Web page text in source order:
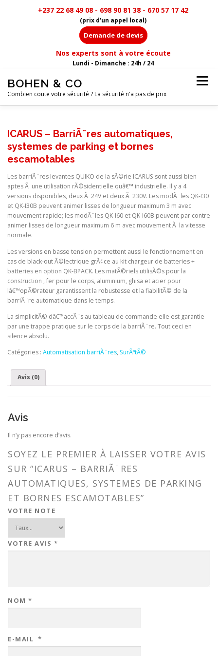
+237 22 68 49 08 - 698 90 81 38 - 670 57 17 42
(prix d'un appel local)
Demande de devis
Nos experts sont à votre écoute
Lundi - Dimanche : 24h / 24
contenu
BOHEN & CO
Combien coute votre sécurité ? La sécurité n'a pas de prix
Menu
ICARUS – BarriÃ¨res automatiques,
systemes de parking et bornes
escamotables
Les barriÃ¨res levantes QUIKO de la sÃ©rie ICARUS sont aussi bien
aptes Ã une utilisation rÃ©sidentielle quâ€™ industrielle. Il y a 4
versions disponibles, deux Ã 24V et deux Ã 230V. Les modÃ¨les QK-I30
et QK-I30B peuvent animer lisses de longueur maximum 3 m avec
mouvement rapide; les modÃ¨les QK-I60 et QK-I60B peuvent par contre
animer lisses de longueur maximum 6 m avec mouvement Ã la vitesse
normale.
Les versions en basse tension permettent aussi le fonctionnement en
cas de black-out Ã©lectrique grÃ¢ce au kit chargeur de batteries +
batteries en option QK-BPACK. Les matÃ©riels utilisÃ©s pour la
construction , fer pour le corps, aluminium, ghisa et acier pour
lâ€™opÃ©rateur garantissent la robustesse et la fiabilitÃ© de la
barriÃ¨re automatique dans le temps.
La simplicitÃ© dâ€™accÃ¨s au tableau de commande elle est garantie
par une trappe pratique sur le corps de la barriÃ¨re. Tout ceci en
silence absolu.
Catégories : Automatisation barriÃ¨res, SurÃªtÃ©
Avis (0)
Avis
Il n’y pas encore d’avis.
SOYEZ LE PREMIER À LAISSER VOTRE AVIS
SUR “ICARUS – BARRIÃ¨RES
AUTOMATIQUES, SYSTEMES DE PARKING
ET BORNES ESCAMOTABLES”
VOTRE NOTE
VOTRE AVIS *
NOM *
E-MAIL *